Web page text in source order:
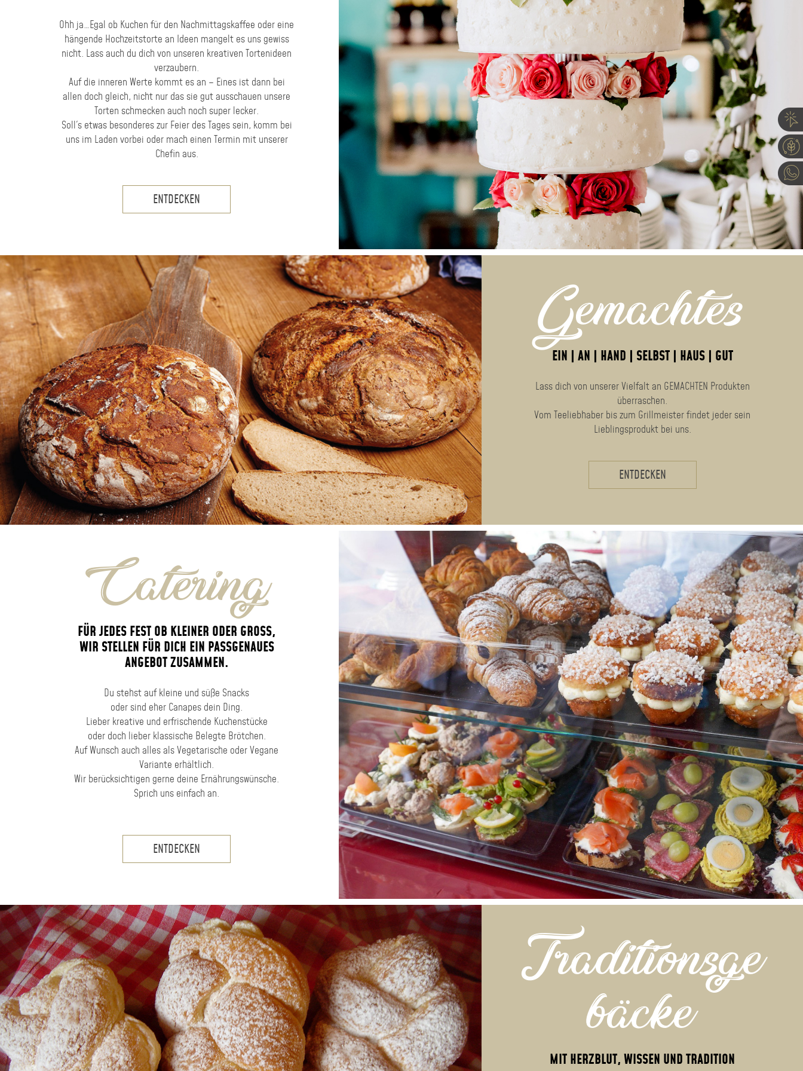
Ohh ja…Egal ob Kuchen für den Nachmittagskaffee oder eine
hängende Hochzeitstorte an Ideen mangelt es uns gewiss
nicht. Lass auch du dich von unseren kreativen Tortenideen
verzaubern.
Auf die inneren Werte kommt es an – Eines ist dann bei
allen doch gleich, nicht nur das sie gut ausschauen unsere
Torten schmecken auch noch super lecker.
Soll´s etwas besonderes zur Feier des Tages sein, komm bei
uns im Laden vorbei oder mach einen Termin mit unserer
Chefin aus.
ENTDECKEN
Gemachtes
EIN | AN | HAND | SELBST | HAUS | GUT
Lass dich von unserer Vielfalt an GEMACHTEN Produkten
überraschen.
Vom Teeliebhaber bis zum Grillmeister findet jeder sein
Lieblingsprodukt bei uns.
ENTDECKEN
Catering
FÜR JEDES FEST OB KLEINER ODER GROSS,
WIR STELLEN FÜR DICH EIN PASSGENAUES
ANGEBOT ZUSAMMEN.
Du stehst auf kleine und süße Snacks
oder sind eher Canapes dein Ding.
Lieber kreative und erfrischende Kuchenstücke
oder doch lieber klassische Belegte Brötchen.
Auf Wunsch auch alles als Vegetarische oder Vegane
Variante erhältlich.
Wir berücksichtigen gerne deine Ernährungswünsche.
Sprich uns einfach an.
ENTDECKEN
Traditionsge
bäcke
MIT HERZBLUT, WISSEN UND TRADITION